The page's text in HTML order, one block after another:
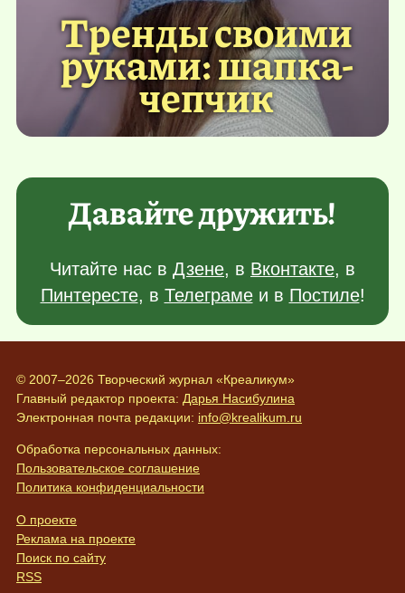
Тренды своими
руками: шапка-
чепчик
Давайте дружить!
Читайте нас в Дзене, в Вконтакте, в
Пинтересте, в Телеграмеи в Постиле!
© 2007–2026 Творческий журнал «Креаликум»
Главный редактор проекта: Дарья Насибулина
Электронная почта редакции: info@krealikum.ru
Обработка персональных данных:
Пользовательское соглашение
Политика конфиденциальности
О проекте
Реклама на проекте
Поиск по сайту
RSS